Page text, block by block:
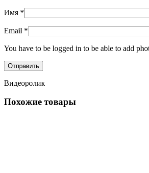
Имя *
Email *
You have to be logged in to be able to add
Видеоролик
Похожие товары